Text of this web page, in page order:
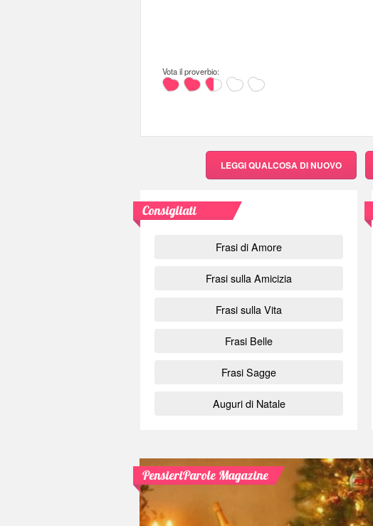
Vota il proverbio:
LEGGI QUALCOSA DI NUOVO
Consigliati
Frasi di Amore
Frasi sulla Amicizia
Frasi sulla Vita
Frasi Belle
Frasi Sagge
Auguri di Natale
PensieriParole Magazine